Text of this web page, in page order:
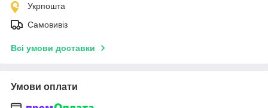
Укрпошта
Самовивіз
Всі умови доставки
Умови оплати